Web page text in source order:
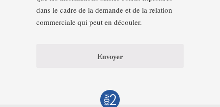
dans le cadre de la demande et de la relation
commerciale qui peut en découler.